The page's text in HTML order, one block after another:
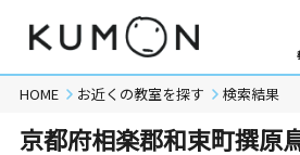
HOME お近くの教室を探す 検索結果
京都府相楽郡和束町撰原